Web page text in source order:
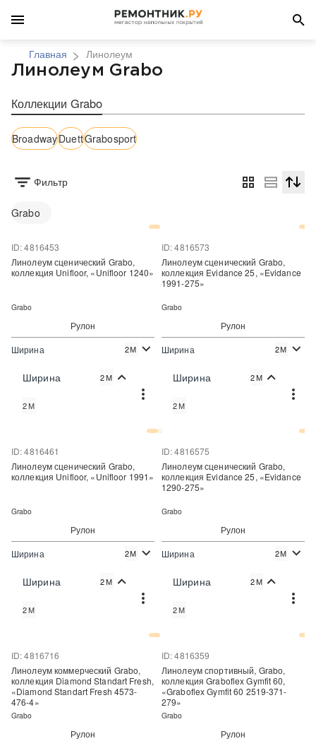
Главная Линолеум
Линолеум Grabo
Коллекции Grabo
BroadwayDuettGrabosport
Фильтр
Grabo
Рулон
ID: 4816453
Цена:
Линолеум сценический Grabo,
коллекция Unifloor, «Unifloor 1240»
Grabo
Ширина 2М
Ширина 2М
2М
Рулон
ID: 4816573
Цена:
Линолеум сценический Grabo,
коллекция Evidance 25, «Evidance
1991-275»
Grabo
Ширина 2М
Ширина 2М
2М
Рулон
ID: 4816461
Цена:
Линолеум сценический Grabo,
коллекция Unifloor, «Unifloor 1991»
Grabo
Ширина 2М
Ширина 2М
2М
Рулон
ID: 4816575
Цена:
Линолеум сценический Grabo,
коллекция Evidance 25, «Evidance
1290-275»
Grabo
Ширина 2М
Ширина 2М
2М
Рулон
ID: 4816716
Линолеум коммерческий Grabo,
коллекция Diamond Standart Fresh,
«Diamond Standart Fresh 4573-
476-4»
Grabo
Рулон
ID: 4816359
Линолеум спортивный, Grabo,
коллекция Graboflex Gymfit 60,
«Graboflex Gymfit 60 2519-371-
279»
Grabo